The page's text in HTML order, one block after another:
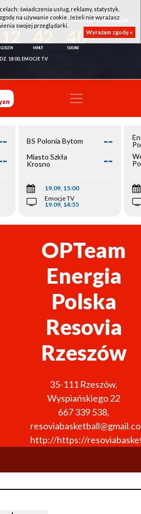
WROCŁAW - KSK QEMETICA NOTEĆ INOWROCŁAW
40
18:00, EMOCJE TV
BS Polonia Bytom --
Miasto Szkła
Krosno
--
19.09, 15:00
Emocje TV
19.09, 14:55
OPTeam
Energia
Polska
Resovia
Rzeszów
35-111 Rzeszów,
Wyspiańskiego 22
667 339 538,
http://https://
świadczenia usług, reklamy, statystyk.
na używanie cookie. Jeżeli nie wyrażasz
swojej przeglądarki.
Wyrażam zgodę »